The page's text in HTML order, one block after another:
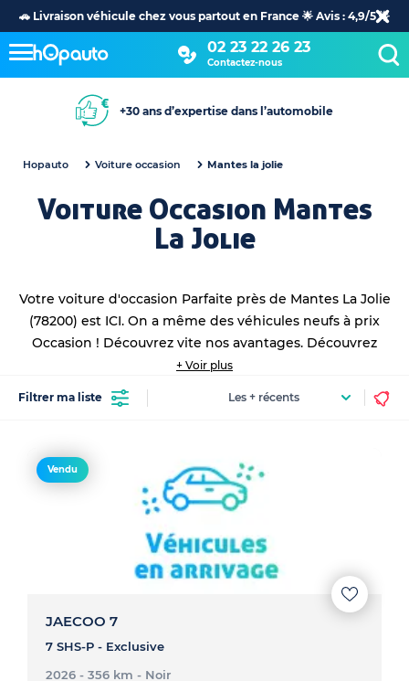
🚗 Livraison véhicule chez vous partout en France 🌟 Avis : 4,9/5 🌟
02 23 22 26 23
Contactez-nous
+30 ans d’expertise dans l’automobile
Hopauto Voiture occasion Mantes la jolie
Voiture Occasion Mantes
La Jolie
Votre voiture d'occasion Parfaite près de Mantes La Jolie
(78200) est ICI. On a même des véhicules neufs à prix
Occasion ! Découvrez vite nos avantages. Découvrez
voitures occasions proche de vous
+ Voir plus
Filtrer ma liste
Vendu
JAECOO 7
7 SHS-P - Exclusive
2026 - 356 km - Noir